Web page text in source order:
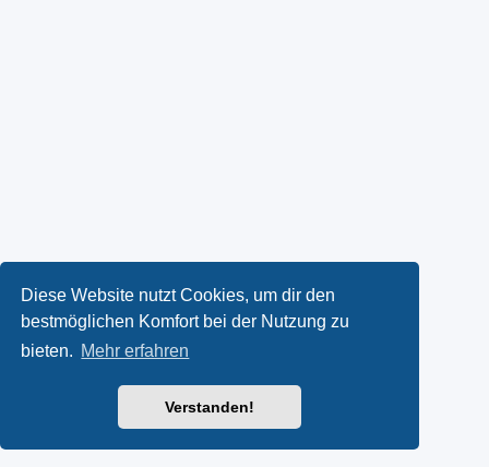
Diese Website nutzt Cookies, um dir den
bestmöglichen Komfort bei der Nutzung zu
bieten. Mehr erfahren
Verstanden!